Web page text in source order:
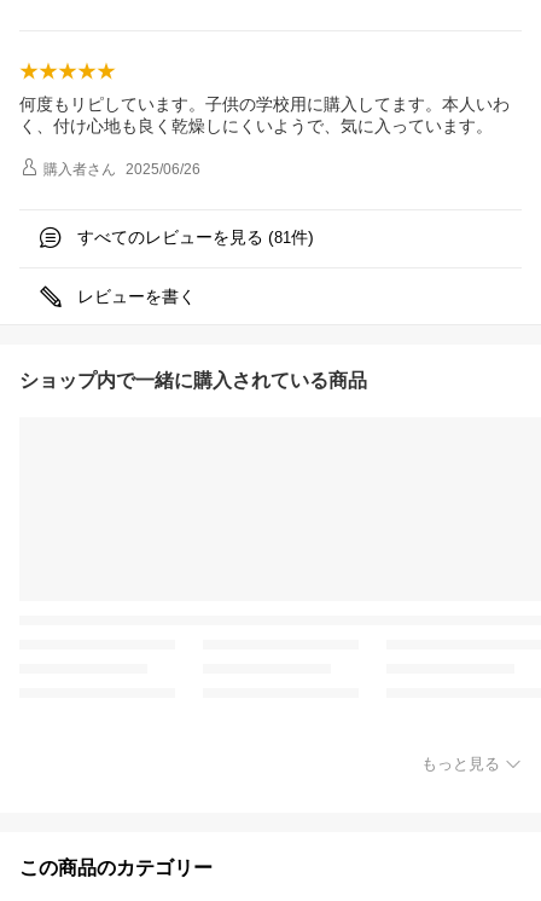
何度もリピしています。子供の学校用に購入してます。本人いわ
く、付け心地も良く乾燥しにくいようで、気に入っています。
購入者さん 2025/06/26
すべてのレビューを見る (81 件)
レビューを書く
ショップ内で一緒に購入されている商品
もっと見る
この商品のカテゴリー